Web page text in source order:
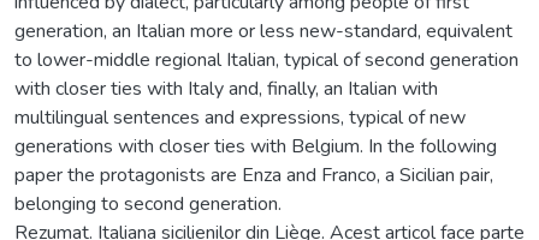
generation, an Italian more or less new-standard, equivalent
to lower-middle regional Italian, typical of second generation
with closer ties with Italy and, finally, an Italian with
multilingual sentences and expressions, typical of new
generations with closer ties with Belgium. In the following
paper the protagonists are Enza and Franco, a Sicilian pair,
belonging to second generation.
Rezumat. Italiana sicilienilor din Liège. Acest articol face parte